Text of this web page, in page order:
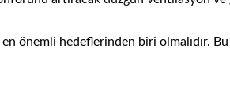
en önemli hedeflerinden biri olmalıdır.